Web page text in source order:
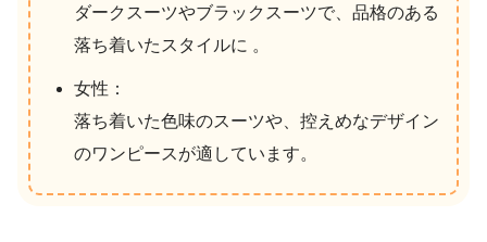
ダークスーツやブラックスーツで、品格のある
落ち着いたスタイルに 。
女性：
落ち着いた色味のスーツや、控えめなデザイン
のワンピースが適しています。